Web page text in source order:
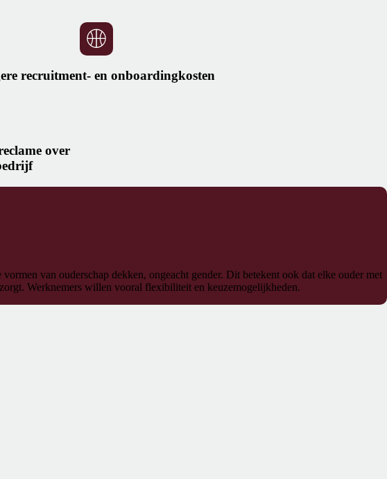
recruitment- en onboardingkosten
over
van ouderschap dekken, ongeacht gender. Dit betekent ook dat elke ouder met
Werknemers willen vooral flexibiliteit en keuzemogelijkheden.